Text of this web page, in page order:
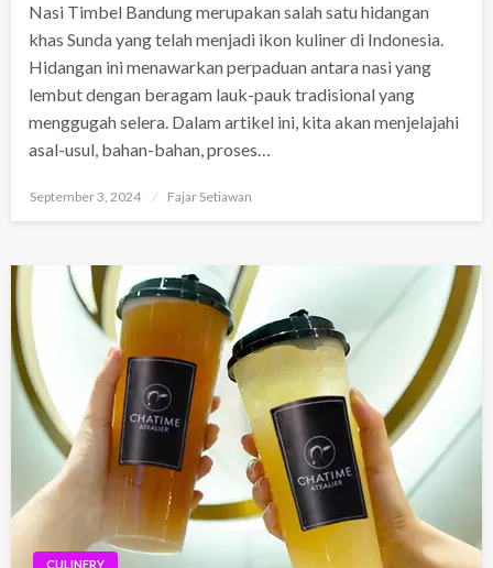
Nasi Timbel Bandung merupakan salah satu hidangan
khas Sunda yang telah menjadi ikon kuliner di Indonesia.
Hidangan ini menawarkan perpaduan antara nasi yang
lembut dengan beragam lauk-pauk tradisional yang
menggugah selera. Dalam artikel ini, kita akan menjelajahi
asal-usul, bahan-bahan, proses…
Posted
September 3, 2024 Fajar Setiawan
CULINERY